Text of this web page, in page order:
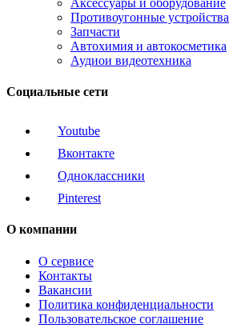
Противоугонные устройства
Запчасти
Автохимия и автокосметика
Аудиои видеотехника
Социальные сети
Youtube
Вконтакте
Одноклассники
Pinterest
О компании
О сервисе
Контакты
Вакансии
Политика конфиденциальности
Пользовательское соглашение